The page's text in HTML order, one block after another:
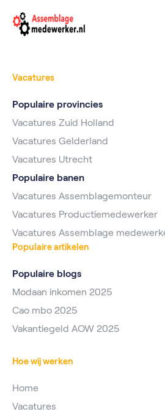
Vacatures
Populaire provincies
Vacatures Zuid Holland
Vacatures Gelderland
Vacatures Utrecht
Populaire banen
Vacatures Assemblagemonteur
Vacatures Productiemedewerker
Vacatures Assemblage
Populaire artikelen
Populaire blogs
Modaan inkomen 2025
Cao mbo 2025
Vakantiegeld AOW 2025
Hoe wij werken
Home
Vacatures